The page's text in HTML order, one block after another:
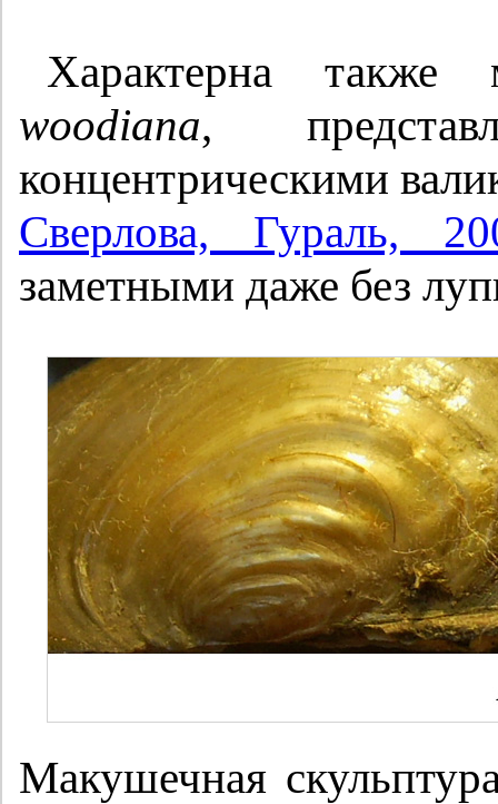
Характерна также
woodiana,
концентрическими
Сверлова, Гураль,
заметными даже без
Макушечная